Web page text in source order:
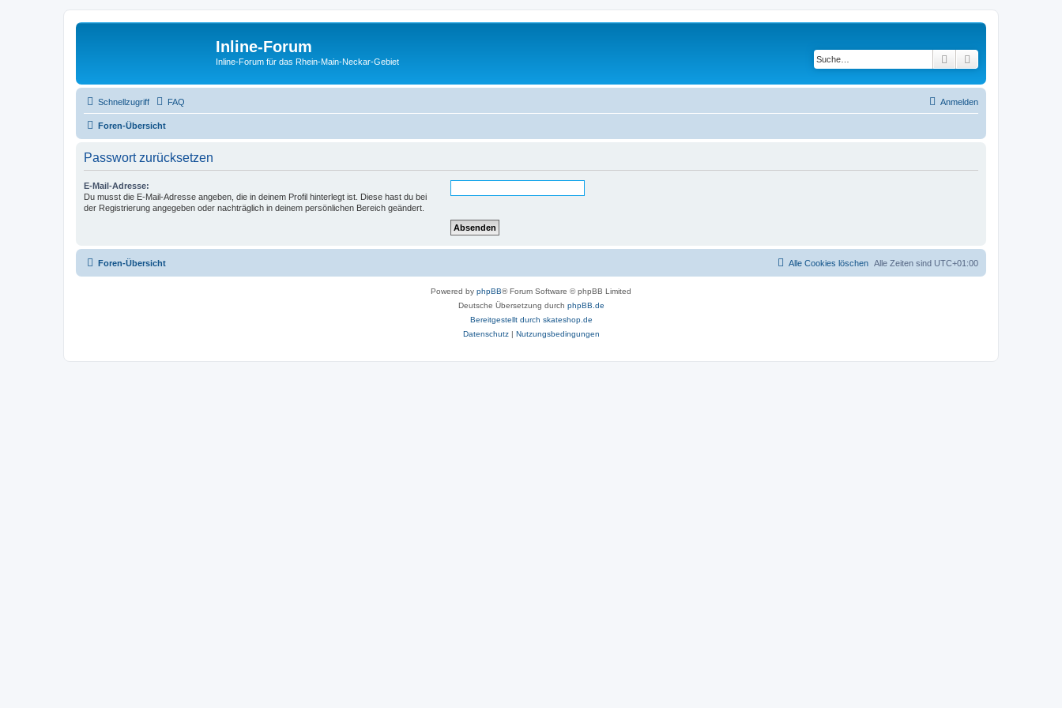
Inline-Forum
Inline-Forum für das Rhein-Main-Neckar-Gebiet Suche
Schnellzugriff FAQ Anmelden
Foren-Übersicht
Passwort zurücksetzen
E-Mail-Adresse:
Du musst die E-Mail-Adresse angeben, die in deinem Profil hinterlegt ist. Diese hast du bei
der Registrierung angegeben oder nachträglich in deinem persönlichen Bereich geändert.
Foren-Übersicht Alle Zeiten sind UTC+01:00
Alle Cookies löschen
Powered by phpBB® Forum Software © phpBB Limited
Deutsche Übersetzung durch phpBB.de
Bereitgestellt durch skateshop.de
Datenschutz| Nutzungsbedingungen